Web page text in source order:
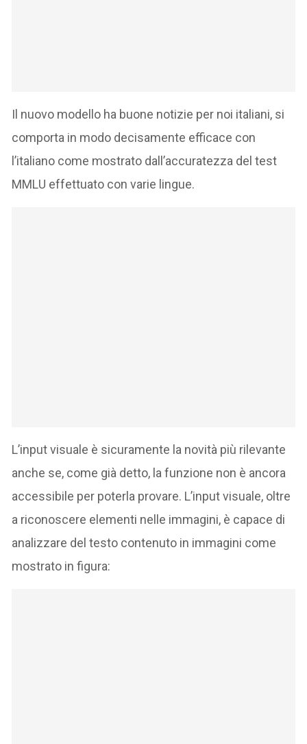
Il nuovo modello ha buone notizie per noi italiani, si
comporta in modo decisamente efficace con
l’italiano come mostrato dall’accuratezza del test
MMLU effettuato con varie lingue.
L’input visuale è sicuramente la novità più rilevante
anche se, come già detto, la funzione non è ancora
accessibile per poterla provare. L’input visuale, oltre
a riconoscere elementi nelle immagini, è capace di
analizzare del testo contenuto in immagini come
mostrato in figura: